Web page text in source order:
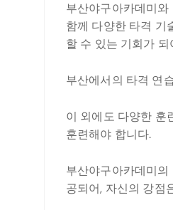
부산야구아카데미
함께 다양한 타격 기
할 수 있는 기회가
부산에서의 타격 연
이 외에도 다양한 훈
훈련해야 합니다.
부산야구아카데미
공되어, 자신의 강점